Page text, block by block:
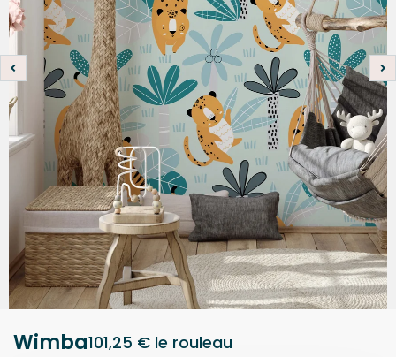
Wimba101,25 € le rouleau